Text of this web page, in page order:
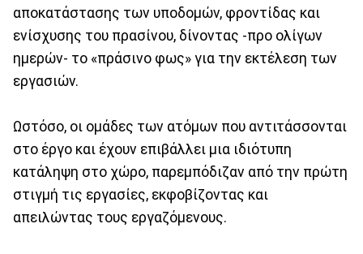
αποκατάστασης των υποδομών, φροντίδας και
ενίσχυσης του πρασίνου, δίνοντας -προ ολίγων
ημερών- το «πράσινο φως» για την εκτέλεση των
εργασιών.
Ωστόσο, οι ομάδες των ατόμων που αντιτάσσονται
στο έργο και έχουν επιβάλλει μια ιδιότυπη
κατάληψη στο χώρο, παρεμπόδιζαν από την πρώτη
στιγμή τις εργασίες, εκφοβίζοντας και
απειλώντας τους εργαζόμενους.